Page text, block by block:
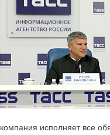
компания исполняет все